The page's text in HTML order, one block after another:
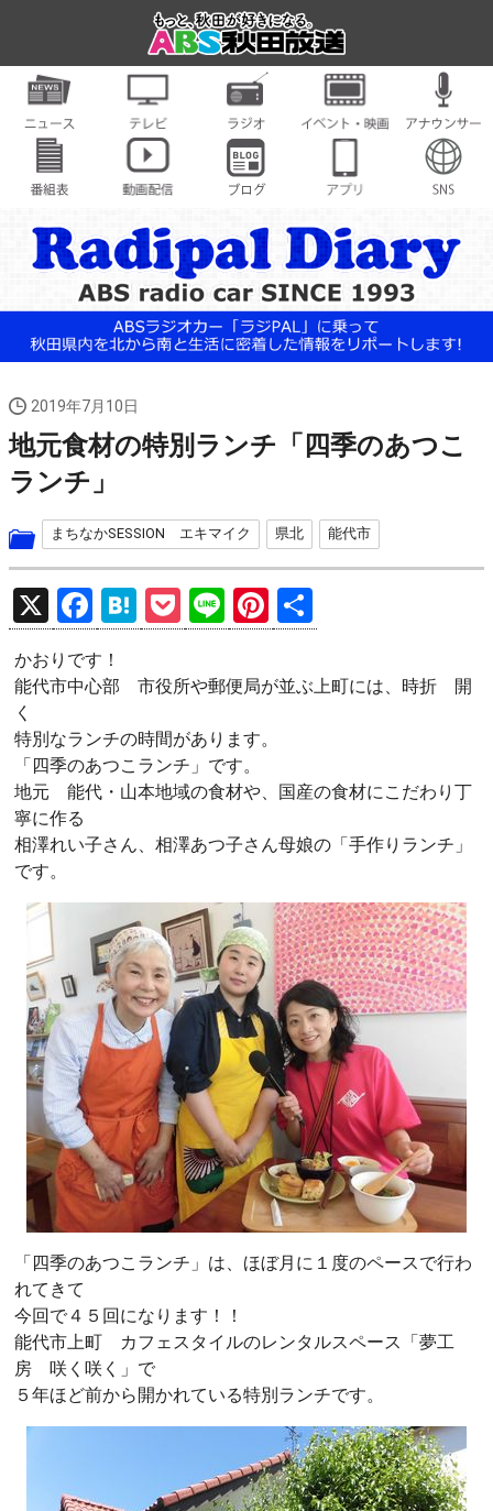
2019年7月10日
地元食材の特別ランチ「四季のあつこ
ランチ」
まちなかSESSION エキマイク 県北 能代市
X
F
a
ce
o
o
H
at
e
a
P
o
ck
Li
n
e
Pi
nt
er
有
かおりです！
能代市中心部 市役所や郵便局が並ぶ上町には、時折 開
く
特別なランチの時間があります。
「四季のあつこランチ」です。
地元 能代・山本地域の食材や、国産の食材にこだわり丁
寧に作る
相澤れい子さん、相澤あつ子さん母娘の「手作りランチ」
です。
「四季のあつこランチ」は、ほぼ月に１度のペースで行わ
れてきて
今回で４５回になります！！
能代市上町 カフェスタイルのレンタルスペース「夢工
房 咲く咲く」で
５年ほど前から開かれている特別ランチです。